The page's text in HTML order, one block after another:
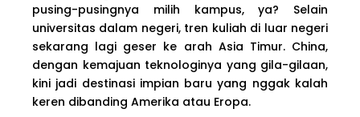
pusing-pusingnya milih kampus, ya? Selain
universitas dalam negeri, tren kuliah di luar negeri
sekarang lagi geser ke arah Asia Timur. China,
dengan kemajuan teknologinya yang gila-gilaan,
kini jadi destinasi impian baru yang nggak kalah
keren dibanding Amerika atau Eropa.